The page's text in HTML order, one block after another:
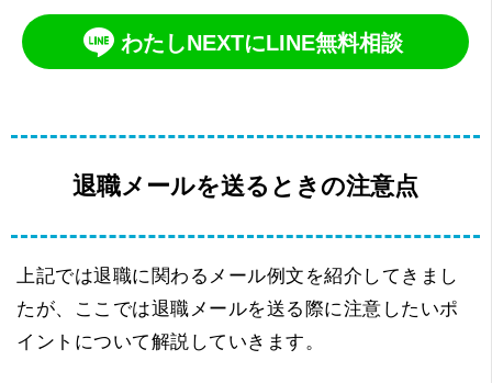
わたしNEXTにLINE無料相談
退職メールを送るときの注意点
上記では退職に関わるメール例文を紹介してきまし
たが、ここでは退職メールを送る際に注意したいポ
イントについて解説していきます。